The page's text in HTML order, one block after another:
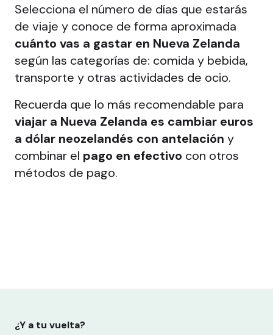
Selecciona el número de días que estarás
de viaje y conoce de forma aproximada
cuánto vas a gastar en Nueva Zelanda
según las categorías de: comida y bebida,
transporte y otras actividades de ocio.
Recuerda que lo más recomendable para
viajar a Nueva Zelanda es cambiar euros
a dólar neozelandés con antelación y
combinar el pago en efectivo con otros
métodos de pago.
¿Y a tu vuelta?